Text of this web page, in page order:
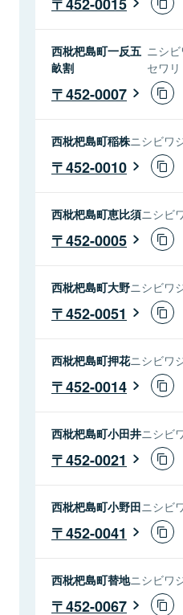
西枇杷島町一反五
畝割
ニシ
セワリ
452-0007
西枇杷島町稲株ニシビワ
452-0010
西枇杷島町恵比須ニシビ
452-0005
西枇杷島町大野ニシビワ
452-0051
西枇杷島町押花ニシビワ
452-0014
西枇杷島町小田井ニシビ
452-0021
西枇杷島町小野田ニシビ
452-0041
西枇杷島町替地ニシビワ
452-0067